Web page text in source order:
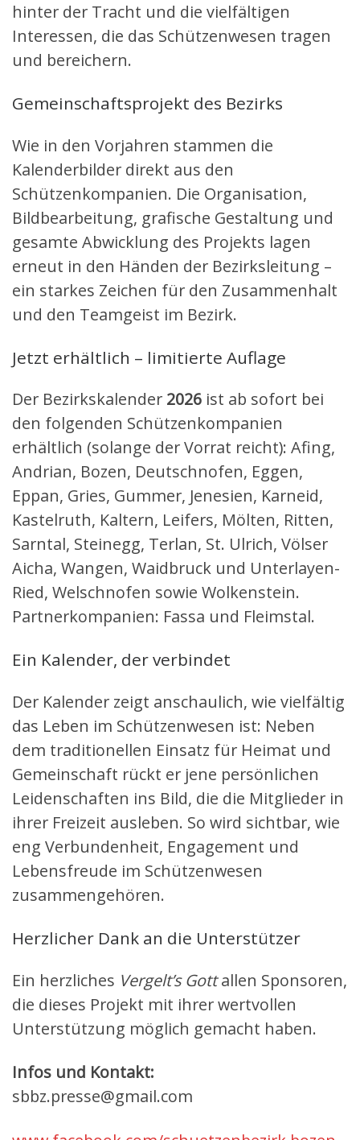
hinter der Tracht und die vielfältigen
Interessen, die das Schützenwesen tragen
und bereichern.
Gemeinschaftsprojekt des Bezirks
Wie in den Vorjahren stammen die
Kalenderbilder direkt aus den
Schützenkompanien. Die Organisation,
Bildbearbeitung, grafische Gestaltung und
gesamte Abwicklung des Projekts lagen
erneut in den Händen der Bezirksleitung –
ein starkes Zeichen für den Zusammenhalt
und den Teamgeist im Bezirk.
Jetzt erhältlich – limitierte Auflage
Der Bezirkskalender 2026 ist ab sofort bei
den folgenden Schützenkompanien
erhältlich (solange der Vorrat reicht): Afing,
Andrian, Bozen, Deutschnofen, Eggen,
Eppan, Gries, Gummer, Jenesien, Karneid,
Kastelruth, Kaltern, Leifers, Mölten, Ritten,
Sarntal, Steinegg, Terlan, St. Ulrich, Völser
Aicha, Wangen, Waidbruck und Unterlayen-
Ried, Welschnofen sowie Wolkenstein.
Partnerkompanien: Fassa und Fleimstal.
Ein Kalender, der verbindet
Der Kalender zeigt anschaulich, wie vielfältig
das Leben im Schützenwesen ist: Neben
dem traditionellen Einsatz für Heimat und
Gemeinschaft rückt er jene persönlichen
Leidenschaften ins Bild, die die Mitglieder in
ihrer Freizeit ausleben. So wird sichtbar, wie
eng Verbundenheit, Engagement und
Lebensfreude im Schützenwesen
zusammengehören.
Herzlicher Dank an die Unterstützer
Ein herzliches Vergelt’s Gottallen Sponsoren,
die dieses Projekt mit ihrer wertvollen
Unterstützung möglich gemacht haben.
Infos und Kontakt:
sbbz.presse@gmail.com